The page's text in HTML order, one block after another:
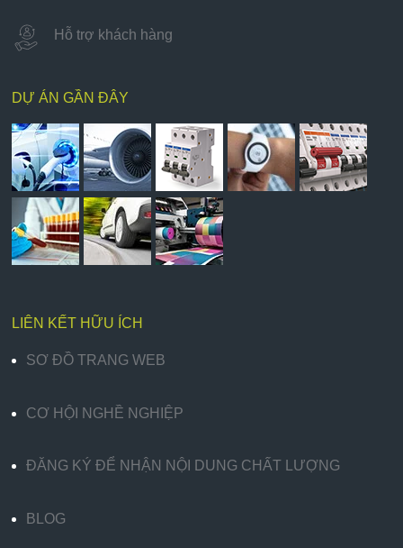
Hỗ trợ khách hàng
DỰ ÁN GẦN ĐÂY
LIÊN KẾT HỮU ÍCH
SƠ ĐỒ TRANG WEB
CƠ HỘI NGHỀ NGHIỆP
ĐĂNG KÝ ĐỂ NHẬN NỘI DUNG CHẤT LƯỢNG
BLOG